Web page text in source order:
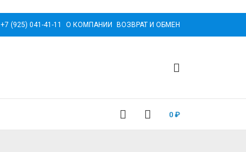
+7 (925) 041-41-11 О КОМПАНИИ ВОЗВРАТ И ОБМЕН
0 ₽